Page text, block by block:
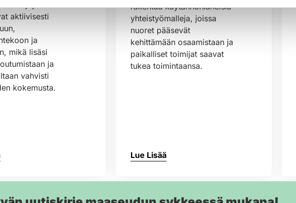
aktiivisesti
ja
mikä lisäsi
ja
vahvisti
kokemusta.
rakentaa käytännönläheisiä
yhteistyömalleja, joissa
nuoret pääsevät
kehittämään osaamistaan ja
paikalliset toimijat saavat
tukea toimintaansa.
Lue Lisää